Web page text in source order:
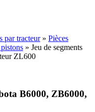
par tracteur» Pièces
» Jeu de segments
ZL600
B6000, ZB6000,